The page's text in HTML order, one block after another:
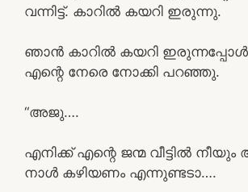
വന്നിട്ട്. കാറിൽ കയറി ഇരുന്നു.
ഞാൻ കാറിൽ കയറി
എന്റെ നേരെ നോക്കി പറഞ്ഞു.
“അജു….
എനിക്ക് എന്റെ ജന്മ വീട്ടിൽ
നാൾ കഴിയണം എന്നുണ്ടടാ….